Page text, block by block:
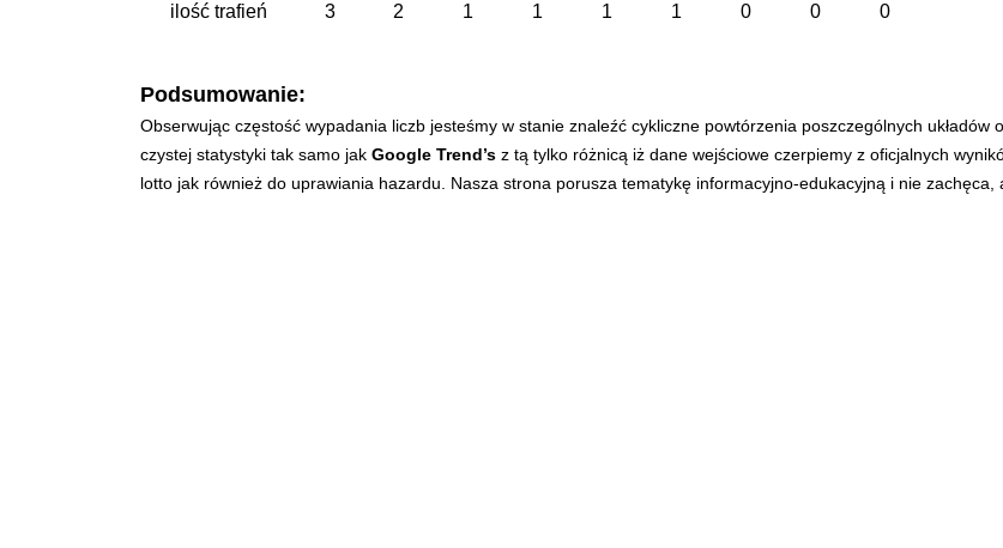
ilość trafień 3 2 1 1 1 1 0 0 0
Podsumowanie:
Obserwując częstość wypadania liczb jesteśmy w stanie znaleźć cykliczne powtórzenia poszczególnych
czystej statystyki tak samo jak Google Trend’s z tą tylko różnicą iż dane wejściowe czerpiemy z oficjalnych
lotto jak również do uprawiania hazardu. Nasza strona porusza tematykę informacyjno-edukacyjną i nie zachęca,